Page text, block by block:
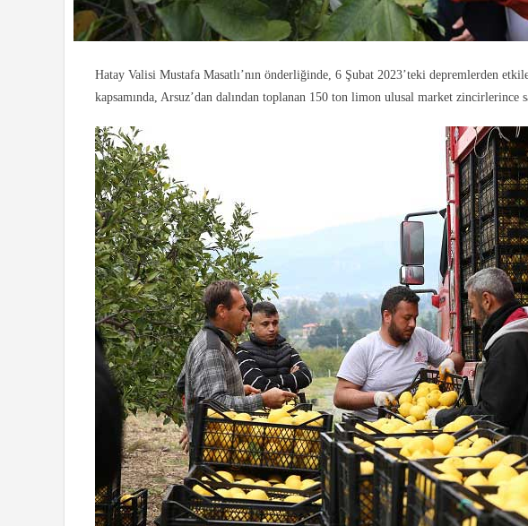
Hatay Valisi Mustafa Masatlı’nın önderliğinde, 6 Şubat 2023’teki depremlerden
kapsamında, Arsuz’dan dalından toplanan 150 ton limon ulusal market zincirlerince